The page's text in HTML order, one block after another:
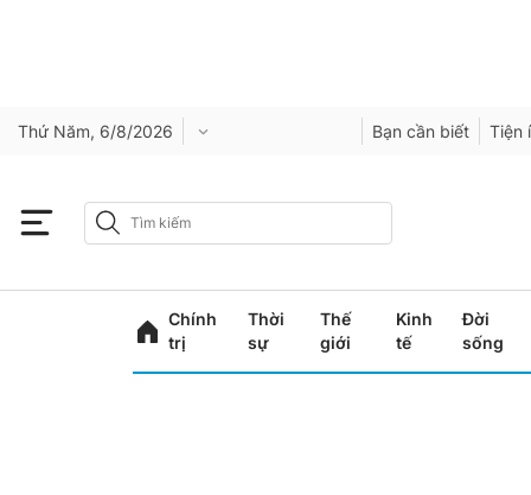
Thứ Năm, 6/8/2026 Bạn cần biết Tiện
Chính
trị
Thời
sự
Thế
giới
Kinh
tế
Đời
sống